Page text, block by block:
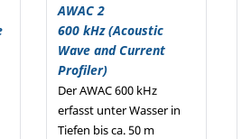
AWAC 2
600 kHz (Acoustic
Wave and Current
Profiler)
Der AWAC 600 kHz
erfasst unter Wasser in
Tiefen bis ca. 50 m